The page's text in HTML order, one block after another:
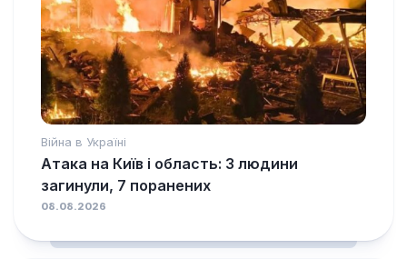
Війна в Україні
Атака на Київ і область: 3 людини
загинули, 7 поранених
08.08.2026